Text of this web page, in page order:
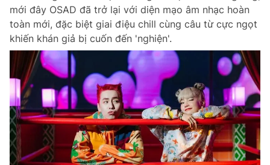
mới đây OSAD đã trở lại với diện mạo âm nhạc hoàn
toàn mới, đặc biệt giai điệu chill cùng câu từ cực ngọt
khiến khán giả bị cuốn đến 'nghiện'.